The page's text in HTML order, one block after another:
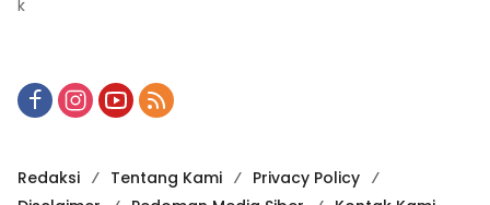
k
Redaksi Tentang Kami
Privacy Policy